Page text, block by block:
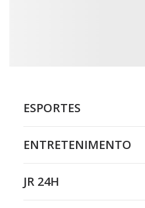
ESPORTES
ENTRETENIMENTO
JR 24H